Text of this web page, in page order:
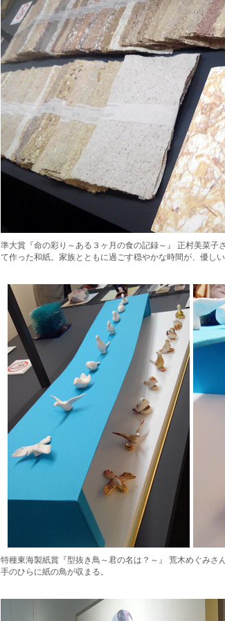
準大賞『命の彩り～ある３ヶ月の食の記録～』 正村美菜子
て作った和紙。家族とともに過ごす穏やかな時間が、優し
特種東海製紙賞『型抜き鳥～君の名は？～』 荒木めぐみさ
手のひらに紙の鳥が収まる。